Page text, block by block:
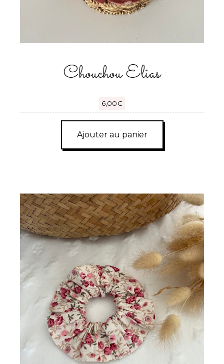
Chouchou Elias
6,00€
Ajouter au panier